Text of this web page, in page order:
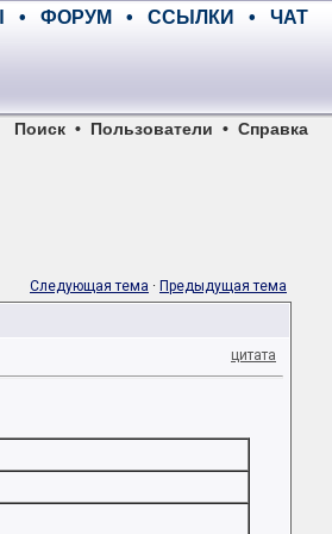
• ФОРУМ • ССЫЛКИ • ЧАТ
Поиск • Пользователи • Справка
Следующая тема · Предыдущая тема
цитата